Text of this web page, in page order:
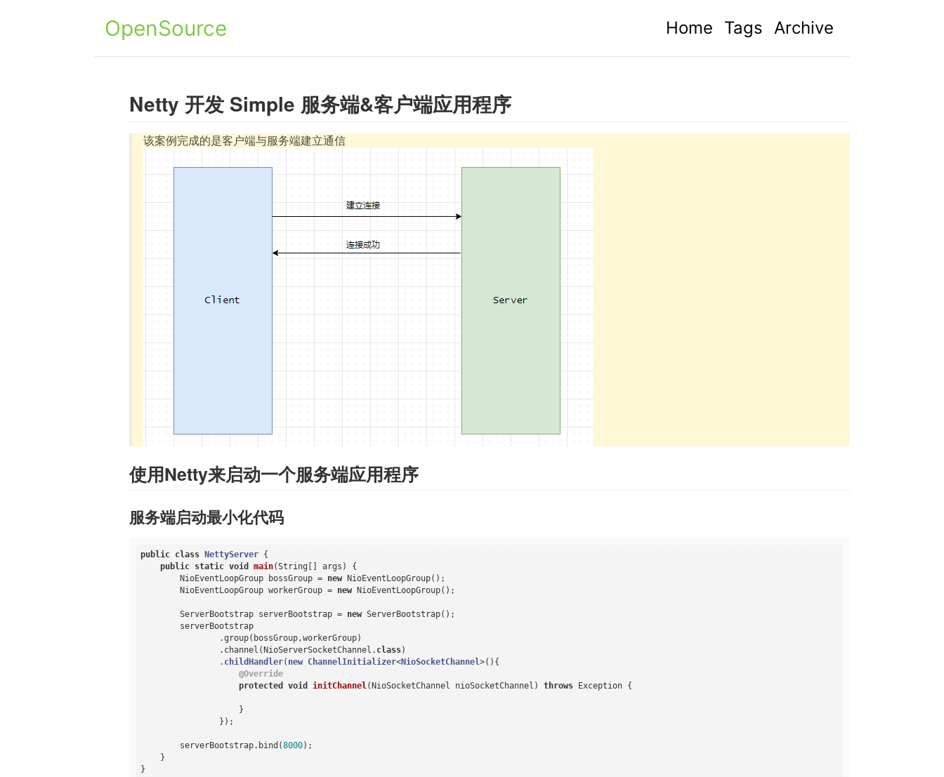
OpenSource Home Tags Archive
Netty 开发 Simple 服务端&客户端应用程序
该案例完成的是客户端与服务端建立通信
使用Netty来启动一个服务端应用程序
服务端启动最小化代码
public class NettyServer {
public static void main(String[] args)
{
        NioEventLoopGroup bossGroup =
new NioEventLoopGroup();
        NioEventLoopGroup workerGroup =
new NioEventLoopGroup();
        ServerBootstrap serverBootstrap =
new ServerBootstrap();
        serverBootstrap
                .group(bossGroup,workerGroup)
                .channel(NioServerSocketChannel
. class)
                .
childHandler( new ChannelInitializer<NioSocketChannel>() {
@Override
protected
void initChannel (NioSocketChannel nioSocketChannel) throws Exception {
                    }
                });
        serverBootstrap.bind(
8000);
    }